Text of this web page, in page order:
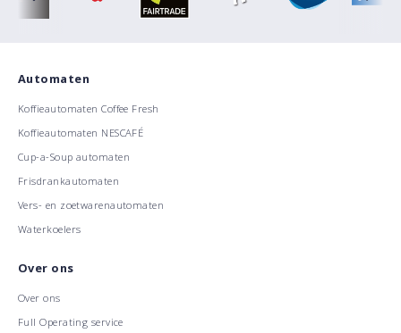
Automaten
Koffieautomaten Coffee Fresh
Koffieautomaten NESCAFÉ
Cup-a-Soup automaten
Frisdrankautomaten
Vers- en zoetwarenautomaten
Waterkoelers
Over ons
Over ons
Full Operating service